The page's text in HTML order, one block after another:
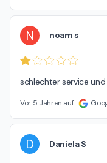
N noam s
schlechter service
Vor 5 Jahren auf
D Daniela S